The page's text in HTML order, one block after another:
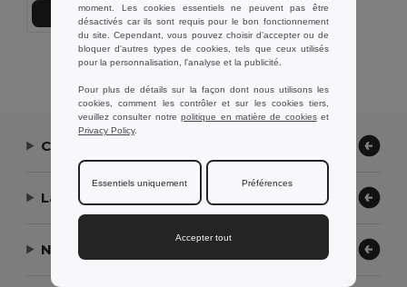
Ajouter au Panier
Affichage De Tous Les Produits.
Contactez-nous
Laissez-nous vous aider
Notre entreprise
moment. Les cookies essentiels ne peuvent pas être
désactivés car ils sont requis pour le bon fonctionnement
du site. Cependant, vous pouvez choisir d’accepter ou de
bloquer d'autres types de cookies, tels que ceux utilisés
pour la personnalisation, l'analyse et la publicité.
Pour plus de détails sur la façon dont nous utilisons les
cookies, comment les contrôler et sur les cookies tiers,
veuillez consulter notrepolitique en matière de cookieset
Privacy Policy.
Essentiels uniquement Préférences
Accepter tout